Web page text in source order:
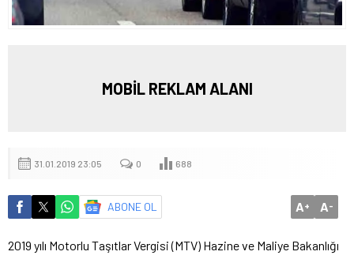
MOBİL REKLAM ALANI
31.01.2019 23:05 0 688
ABONE OL A+ A-
2019 yılı Motorlu Taşıtlar Vergisi (MTV) Hazine ve Maliye Bakanlığı